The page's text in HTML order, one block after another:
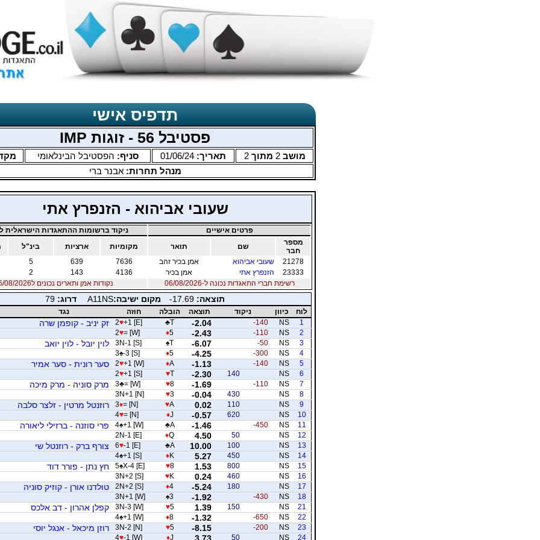
תדפיס אישי
פסטיבל 56 - זוגות IMP
מושב2 מתוך2 תאריך: 01/06/24 סניף: הפסטיבל הבינלאומי
מנהל תחרות:אבנר ברי
שעובי אביהוא - הזנפרץ אתי
פרטים אישיים
ניקוד ברשומות ההתאגדות הישראלית
מספר
חבר
שם תואר מקומיות ארציות בינ"ל
21278
שעובי אביהוא אמן בכיר זהב 7636
639
5
23333
הזנפרץ אתי אמן בכיר 4136
143
2
רשימת חברי התאגדות נכונה ל-06/08/2026
נקודות אמן ותארים נכונים ל06/08/2026
תוצאה: -17.69 מקום ישיבה:A11NS דרוג: 79
לוח כיוון ניקוד תוצאה הובלה חוזה
נגד
1
NS
-140
-2.04
♣T
2♥+1 [E] זק יניב - קופמן שרה
2
NS
-110
-2.43
♦5
2♥= [W]
3
NS
-50
-6.07
♠T
3N-1 [S] לוין יובל - לוין יואב
4
NS
-300
-4.25
♦5
3♠-3 [S]
5
NS
-140
-1.13
♦A
2♥+1 [W] סער רונית - סער אמיר
6
NS
140
-2.30
♥T
2♥+1 [S]
7
NS
-110
-1.69
♥8
3♣= [W] מרק סוניה - מרק מיכה
8
NS
430
-0.04
♥3
3N+1 [N]
9
NS
110
0.02
♥A
3♦= [N] רוזנטל מרטין - זלצר סלבה
10
NS
620
-0.57
♦J
4♥= [N]
11
NS
-450
-1.46
♣A
4♠+1 [W] פרי סוזנה - ברזילי ליאורה
12
NS
50
4.50
♦Q
2N-1 [E]
13
NS
100
10.00
♣A
6♥-1 [E] צורף ברק - רוזנטל שי
14
NS
450
5.27
♦K
4♠+1 [S]
15
NS
800
1.53
♥8
5♠X-4 [E] חץ נתן - פורר דוד
16
NS
460
0.24
♥K
3N+2 [S]
17
NS
180
-5.24
♦4
2N+2 [S] טולדנו אורן - קוזיק סוניה
18
NS
-430
-1.92
♠3
3N+1 [W]
21
NS
150
1.39
♥5
3N-3 [W] קפלן אהרון - דב אלכס
22
NS
-650
-1.32
♦8
4♠+1 [W]
23
NS
-200
-8.15
♥5
3N-2 [N] רוזן מיכאל - אנגל יוסי
24
NS
50
3.73
♦J
4♥-1 [W]